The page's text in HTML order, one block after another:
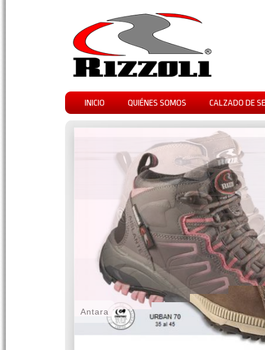
INICIO QUIÉNES SOMOS CALZADO DE
Antara